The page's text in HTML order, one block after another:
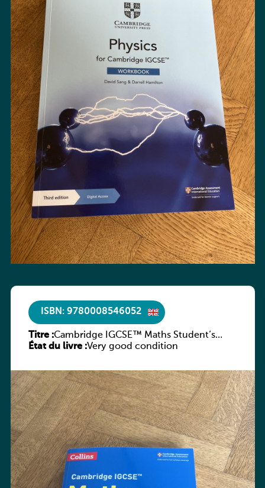
ISBN: 9780008546052
Titre :Cambridge IGCSE™ Maths Student’s
Book
État du livre :Very good condition